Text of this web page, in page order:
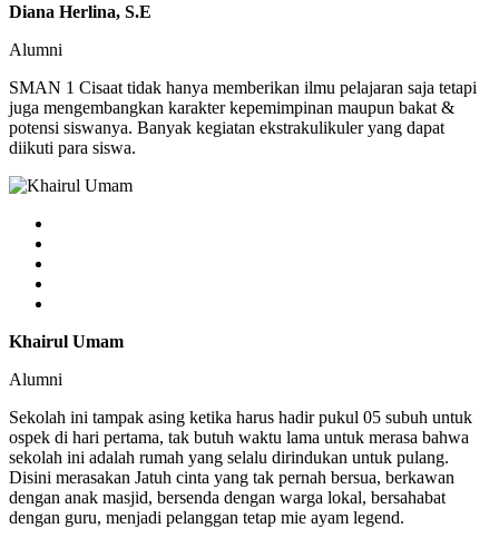
Diana Herlina, S.E
Alumni
SMAN 1 Cisaat tidak hanya memberikan ilmu pelajaran saja tetapi
juga mengembangkan karakter kepemimpinan maupun bakat &
potensi siswanya. Banyak kegiatan ekstrakulikuler yang dapat
diikuti para siswa.
Khairul Umam
Alumni
Sekolah ini tampak asing ketika harus hadir pukul 05 subuh untuk
ospek di hari pertama, tak butuh waktu lama untuk merasa bahwa
sekolah ini adalah rumah yang selalu dirindukan untuk pulang.
Disini merasakan Jatuh cinta yang tak pernah bersua, berkawan
dengan anak masjid, bersenda dengan warga lokal, bersahabat
dengan guru, menjadi pelanggan tetap mie ayam legend.